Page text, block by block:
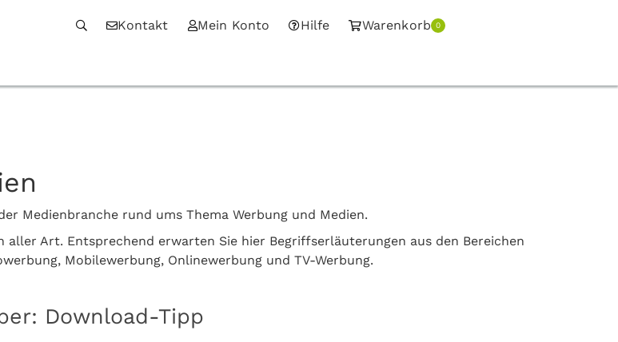
Kontakt Mein Konto Hilfe Warenkorb 0
Medienbranche rund ums Thema Werbung und Medien.
Art. Entsprechend erwarten Sie hier Begriffserläuterungen aus den Bereichen
Mobilewerbung, Onlinewerbung und TV-Werbung.
Download-Tipp